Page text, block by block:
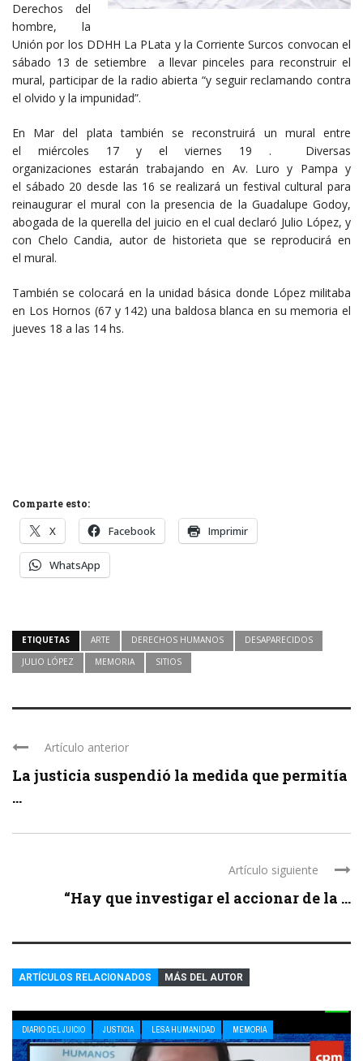
Derechos del
hombre, la
Unión por los DDHH La PLata y la Corriente Surcos convocan el
sábado 13 de setiembre a llevar pinceles para reconstruir el
mural, participar de la radio abierta “y seguir reclamando contra
el olvido y la impunidad”.
En Mar del plata también se reconstruirá un mural entre
el miércoles 17 y el viernes 19 . Diversas
organizaciones estarán trabajando en Av. Luro y Pampa y
el sábado 20 desde las 16 se realizará un festival cultural para
reinaugurar el mural con la presencia de la Guadalupe Godoy,
abogada de la querella del juicio en el cual declaró Julio López, y
con Chelo Candia, autor de historieta que se reproducirá en
el mural.
También se colocará en la unidad básica donde López militaba
en Los Hornos (67 y 142) una baldosa blanca en su memoria el
jueves 18 a las 14 hs.
Comparte esto:
X Facebook Imprimir
WhatsApp
ETIQUETAS ARTE DERECHOS HUMANOS
DESAPARECIDOS
JULIO LÓPEZ
MEMORIA SITIOS
Artículo anterior
La justicia suspendió la medida que permitía
...
Artículo siguiente
“Hay que investigar el accionar de la ...
ARTÍCULOS RELACIONADOS MÁS DEL AUTOR
DIARIO DEL JUICIO JUSTICIA LESA HUMANIDAD MEMORIA